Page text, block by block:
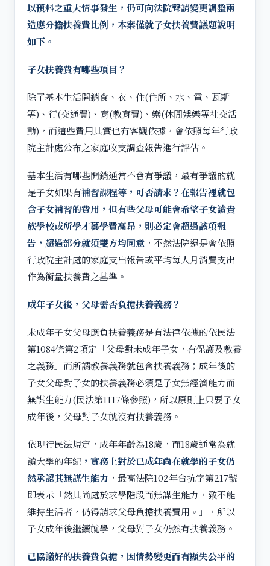
以預料之重大情事發生，仍可向法院聲請變更調整兩
造應分擔扶養費比例，本案僅就子女扶養費議題說明
如下。
子女扶養費有哪些項目？
除了基本生活開銷食、衣、住(住所、水、電、瓦斯
等)、行(交通費)、育(教育費)、樂(休閒娛樂等社交活
動)，而這些費用其實也有客觀依據，會依照每年行政
院主計處公布之家庭收支調查報告進行評估。
基本生活有哪些開銷通常不會有爭議，最有爭議的就
是子女如果有補習課程等，可否請求？在報告裡就包
含子女補習的費用，但有些父母可能會希望子女讀貴
族學校或所學才藝學費高昂，則必定會超過該項報
告，超過部分就須雙方均同意 ，不然法院還是會依照
行政院主計處的家庭支出報告或平均每人月消費支出
作為衡量扶養費之基準。
成年子女後，父母需否負擔扶養義務？
未成年子女父母應負扶養義務是有法律依據的依民法
第1084條第2項定「父母對未成年子女，有保護及教養
之義務」而所謂教養義務就包含扶養義務；成年後的
子女父母對子女的扶養義務必須是子女無經濟能力而
無謀生能力(民法第1117條參照)，所以原則上只要子女
成年後，父母對子女就沒有扶養義務。
依現行民法規定，成年年齡為18歲，而18歲通常為就
讀大學的年紀 ，實務上對於已成年尚在就學的子女仍
然承認其無謀生能力 ，最高法院102年台抗字第217號
即表示「然其尚處於求學階段而無謀生能力，致不能
維持生活者，仍得請求父母負擔扶養費用。」，所以
子女成年後繼續就學，父母對子女仍然有扶養義務。
已協議好的扶養費負擔，因情勢變更而有顯失公平的